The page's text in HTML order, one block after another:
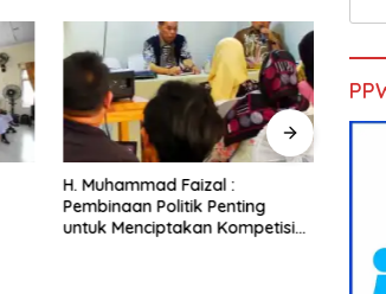
H. Muhammad Faizal :
Pembinaan Politik Penting
untuk Menciptakan Kompetisi